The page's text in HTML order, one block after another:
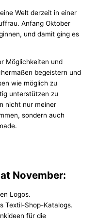
Welt derzeit in einer
Anfang Oktober
und damit ging es
Möglichkeiten und
begeistern und
wie möglich zu
unterstützen zu
nicht nur meiner
sondern auch
November:
Logos.
Textil-Shop-Katalogs.
für die